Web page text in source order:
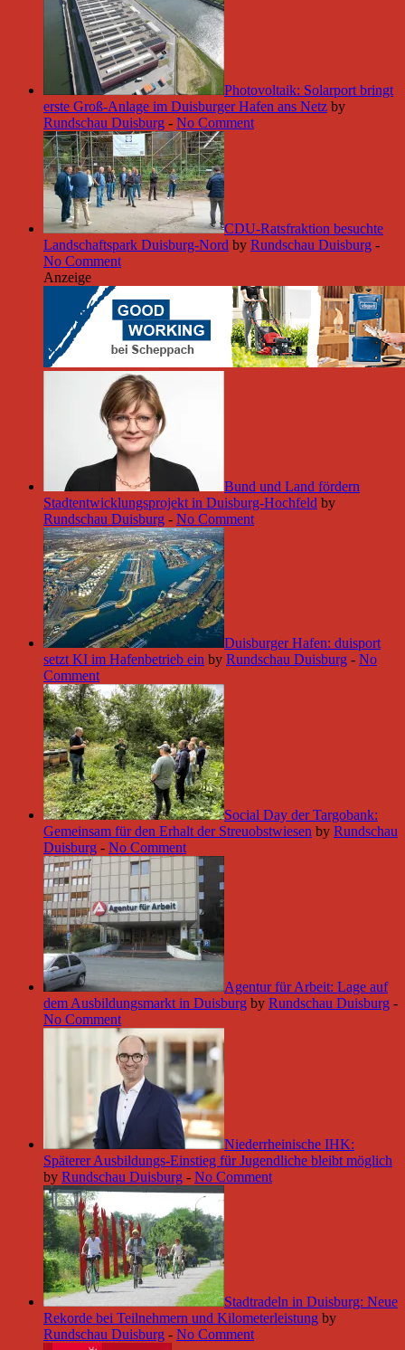
Photovoltaik: Solarport bringt
erste Groß-Anlage im Duisburger Hafen ans Netz by
Rundschau Duisburg - No Comment
CDU-Ratsfraktion besuchte
Landschaftspark Duisburg-Nord by Rundschau Duisburg -
No Comment
Anzeige
Bund und Land fördern
Stadtentwicklungsprojekt in Duisburg-Hochfeld by
Rundschau Duisburg - No Comment
Duisburger Hafen: duisport
setzt KI im Hafenbetrieb ein by Rundschau Duisburg - No
Comment
Social Day der Targobank:
Gemeinsam für den Erhalt der Streuobstwiesen by Rundschau
Duisburg - No Comment
Agentur für Arbeit: Lage auf
dem Ausbildungsmarkt in Duisburg by Rundschau Duisburg -
No Comment
Niederrheinische IHK:
Späterer Ausbildungs-Einstieg für Jugendliche bleibt möglich
by Rundschau Duisburg - No Comment
Stadtradeln in Duisburg: Neue
Rekorde bei Teilnehmern und Kilometerleistung by
Rundschau Duisburg - No Comment